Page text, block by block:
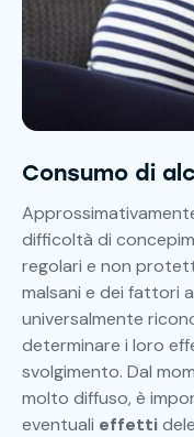
Consumo di
difficoltà di
regolari e non
malsani e dei fattori
universalmente
determinare i loro
svolgimento. Dal
molto diffuso, è
eventuali effetti